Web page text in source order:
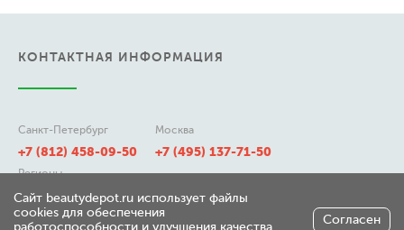
КОНТАКТНАЯ ИНФОРМАЦИЯ
Санкт-Петербург
+7 (812) 458-09-50
Москва
+7 (495) 137-71-50
Регионы
8 (800) 511-21-50
Сайт beautydepot.ru использует файлы
cookies для обеспечения
работоспособности и улучшения качества
Согласен